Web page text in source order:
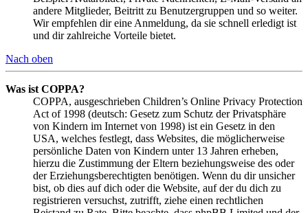
andere Mitglieder, Beitritt zu Benutzergruppen und so weiter.
Wir empfehlen dir eine Anmeldung, da sie schnell erledigt ist
und dir zahlreiche Vorteile bietet.
Nach oben
Was ist COPPA?
COPPA, ausgeschrieben Children’s Online Privacy Protection
Act of 1998 (deutsch: Gesetz zum Schutz der Privatsphäre
von Kindern im Internet von 1998) ist ein Gesetz in den
USA, welches festlegt, dass Websites, die möglicherweise
persönliche Daten von Kindern unter 13 Jahren erheben,
hierzu die Zustimmung der Eltern beziehungsweise des oder
der Erziehungsberechtigten benötigen. Wenn du dir unsicher
bist, ob dies auf dich oder die Website, auf der du dich zu
registrieren versuchst, zutrifft, ziehe einen rechtlichen